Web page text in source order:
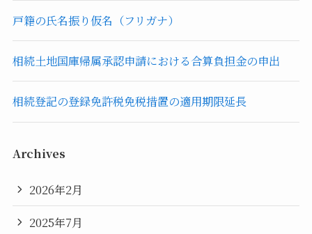
戸籍の氏名振り仮名（フリガナ）
相続土地国庫帰属承認申請における合算負担金の申出
相続登記の登録免許税免税措置の適用期限延長
Archives
2026年2月
2025年7月